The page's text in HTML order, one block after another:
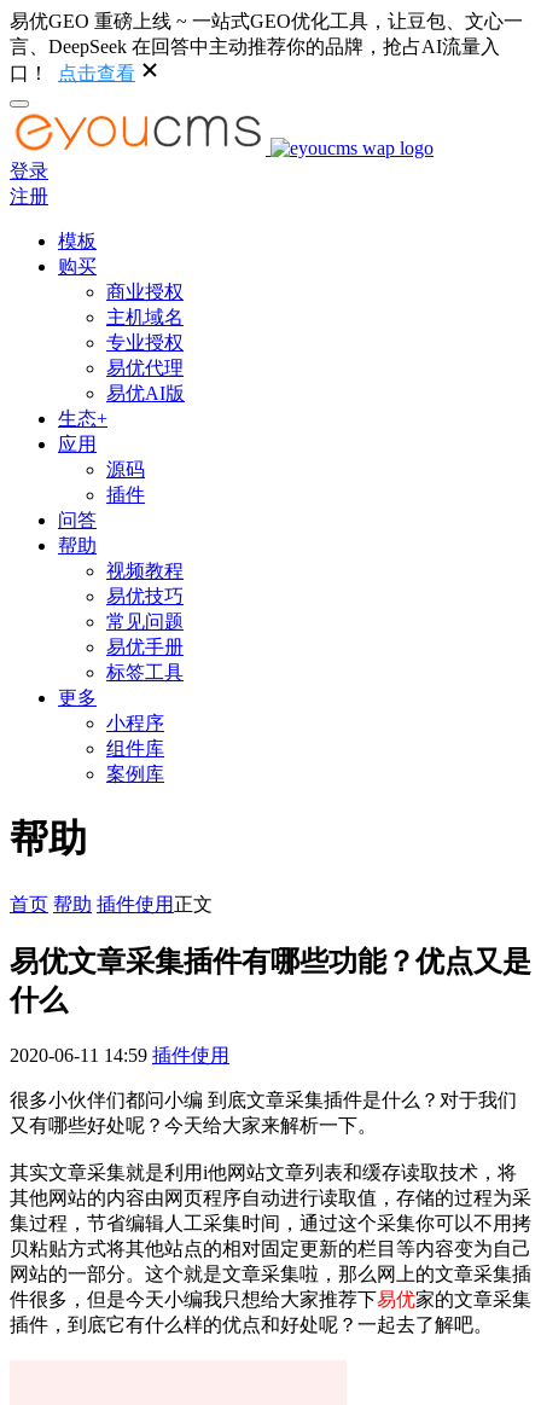
易优GEO 重磅上线 ~ 一站式GEO优化工具，让豆包、文心一
言、DeepSeek 在回答中主动推荐你的品牌，抢占AI流量入
口！
点击查看
登录
注册
模板
购买
商业授权
主机域名
专业授权
易优代理
易优AI版
生态+
应用
源码
插件
问答
帮助
视频教程
易优技巧
常见问题
易优手册
标签工具
更多
小程序
组件库
案例库
帮助
首页 帮助 插件使用 正文
易优文章采集插件有哪些功能？优点又是
什么
2020-06-11 14:59 插件使用
很多小伙伴们都问小编 到底文章采集插件是什么？对于我们
又有哪些好处呢？今天给大家来解析一下。
其实文章采集就是利用i他网站文章列表和缓存读取技术，将
其他网站的内容由网页程序自动进行读取值，存储的过程为采
集过程，节省编辑人工采集时间，通过这个采集你可以不用拷
贝粘贴方式将其他站点的相对固定更新的栏目等内容变为自己
网站的一部分。这个就是文章采集啦，那么网上的文章采集插
件很多，但是今天小编我只想给大家推荐下易优家的文章采集
插件，到底它有什么样的优点和好处呢？一起去了解吧。